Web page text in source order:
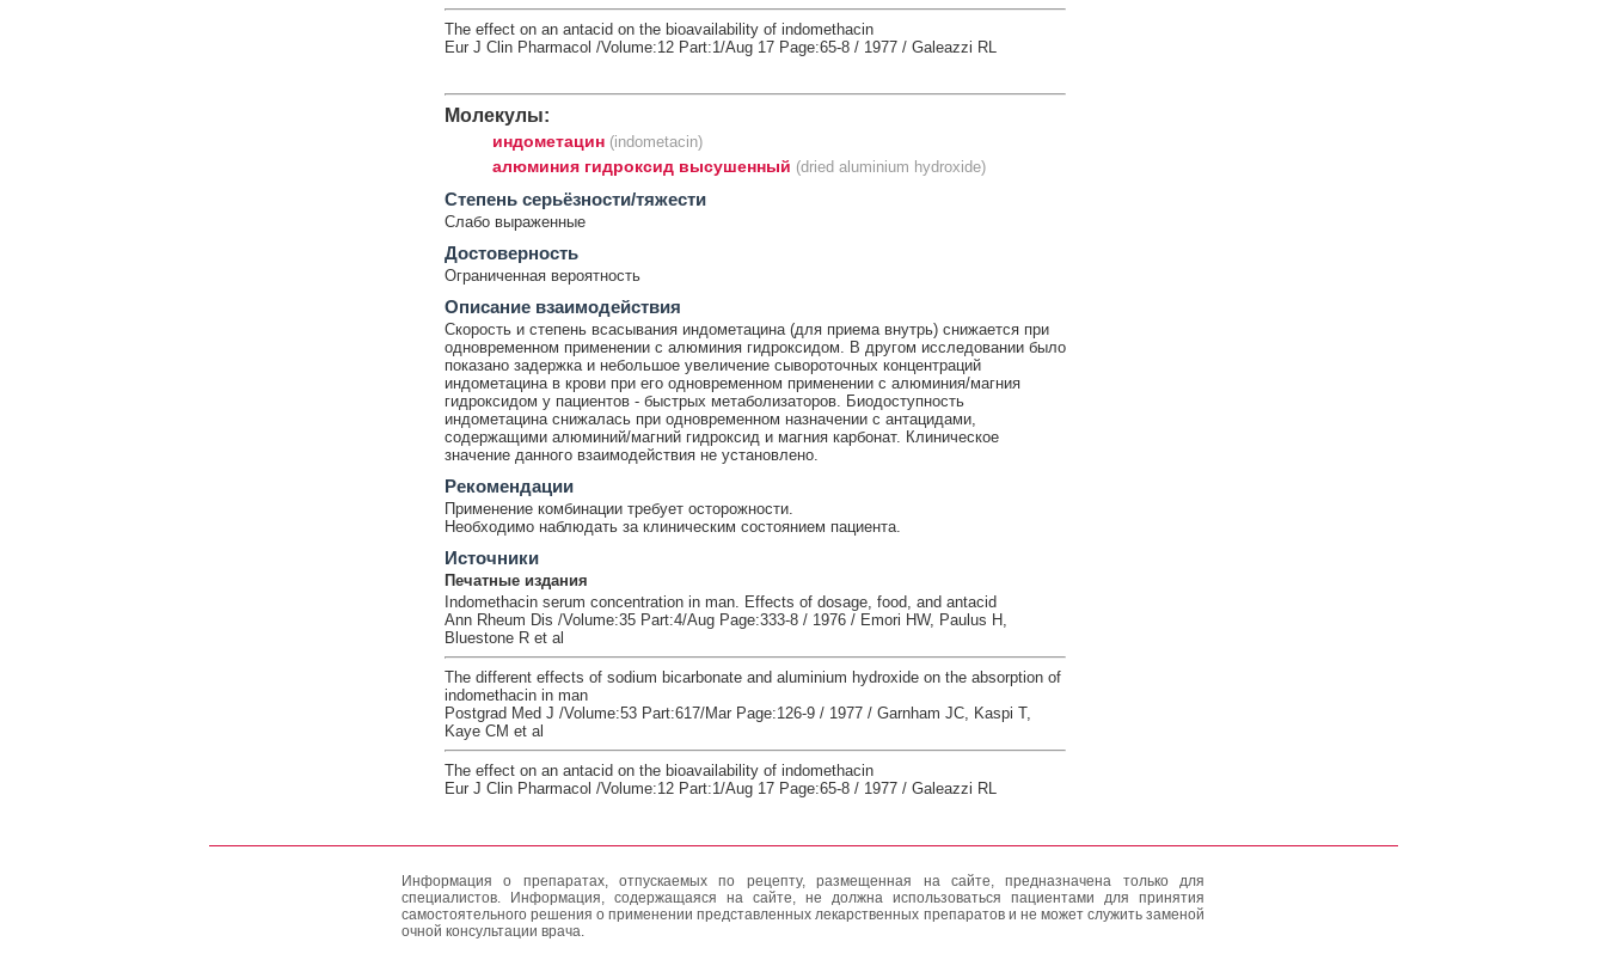
The effect on an antacid on the bioavailability of indomethacin
Eur J Clin Pharmacol /Volume:12 Part:1/Aug 17 Page:65-8 / 1977 / Galeazzi RL
Молекулы:
индометацин (indometacin)
алюминия гидроксид высушенный (dried aluminium hydroxide)
Cтепень серьёзности/тяжести
Слабо выраженные
Достоверность
Ограниченная вероятность
Описание взаимодействия
Скорость и степень всасывания индометацина (для приема внутрь) снижается при
одновременном применении с алюминия гидроксидом. В другом исследовании было
показано задержка и небольшое увеличение сывороточных концентраций
индометацина в крови при его одновременном применении с алюминия/магния
гидроксидом у пациентов - быстрых метаболизаторов. Биодоступность
индометацина снижалась при одновременном назначении с антацидами,
содержащими алюминий/магний гидроксид и магния карбонат. Клиническое
значение данного взаимодействия не установлено.
Рекомендации
Применение комбинации требует осторожности.
Необходимо наблюдать за клиническим состоянием пациента.
Источники
Печатные издания
Indomethacin serum concentration in man. Effects of dosage, food, and antacid
Ann Rheum Dis /Volume:35 Part:4/Aug Page:333-8 / 1976 / Emori HW, Paulus H,
Bluestone R et al
The different effects of sodium bicarbonate and aluminium hydroxide on the absorption of
indomethacin in man
Postgrad Med J /Volume:53 Part:617/Mar Page:126-9 / 1977 / Garnham JC, Kaspi T,
Kaye CM et al
The effect on an antacid on the bioavailability of indomethacin
Eur J Clin Pharmacol /Volume:12 Part:1/Aug 17 Page:65-8 / 1977 / Galeazzi RL
Информация о препаратах, отпускаемых по рецепту, размещенная на сайте, предназначена только для
специалистов. Информация, содержащаяся на сайте, не должна использоваться пациентами для принятия
самостоятельного решения о применении представленных лекарственных препаратов и не может служить заменой
очной консультации врача.